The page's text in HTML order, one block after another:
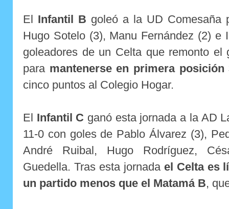
El Infantil B goleó a la UD Comesaña
Hugo Sotelo (3), Manu Fernández (2) e
goleadores de un Celta que remonto
para mantenerse en primera posición
cinco puntos al Colegio Hogar.
El Infantil C ganó esta jornada a la AD
11-0 con goles de Pablo Álvarez (3),
André Ruibal, Hugo Rodríguez,
Guedella. Tras esta jornada el Celta es
un partido menos que el Matamá B,